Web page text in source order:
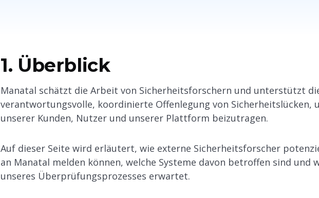
1. Überblick
Manatal schätzt die Arbeit von Sicherheitsforschern und unterstützt
verantwortungsvolle, koordinierte Offenlegung von Sicherheitslücken,
unserer Kunden, Nutzer und unserer Plattform beizutragen.
Auf dieser Seite wird erläutert, wie externe Sicherheitsforscher
an Manatal melden können, welche Systeme davon betroffen sind und
unseres Überprüfungsprozesses erwartet.